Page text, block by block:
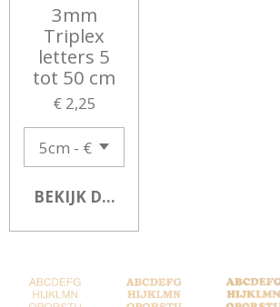
3mm
Triplex
letters 5
tot 50 cm
€ 2,25
BEKIJK DETAILS